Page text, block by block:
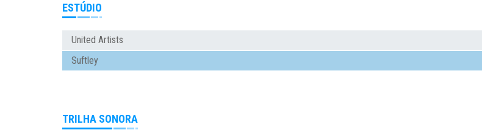
ESTÚDIO
United Artists
Suftley
TRILHA SONORA